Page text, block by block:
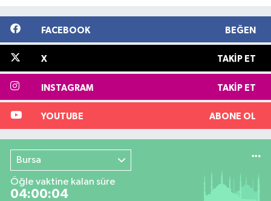
FACEBOOK BEĞEN
X TAKIP ET
INSTAGRAM TAKIP ET
YOUTUBE ABONE OL
Bursa
Öğle vaktine kalan süre
04:00:03